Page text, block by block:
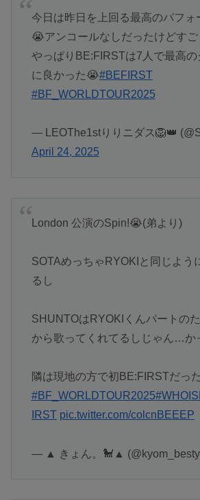
今日は昨日を上回る最高のパフォ
😭アンコールなしだったけどす
やっぱりBE:FIRSTは7人で最高の
に良かった😭#BEFIRST
#BF_WORLDTOUR2025
— LEOThe1stりりニダス🦁👑
April 24, 2025
London 公演のSpin!😭(弟より)
SOTAめっちゃRYOKIと同じよう
るし
SHUNTOはRYOKIくんパートの
から歌ってくれてるしじゃん…か
隣は現地の方で初BE:FIRSTだっ
#BF_WORLDTOUR2025
IRST pic.twitter.com/colcnBEEEP
— ▲ きょん。🐩▲